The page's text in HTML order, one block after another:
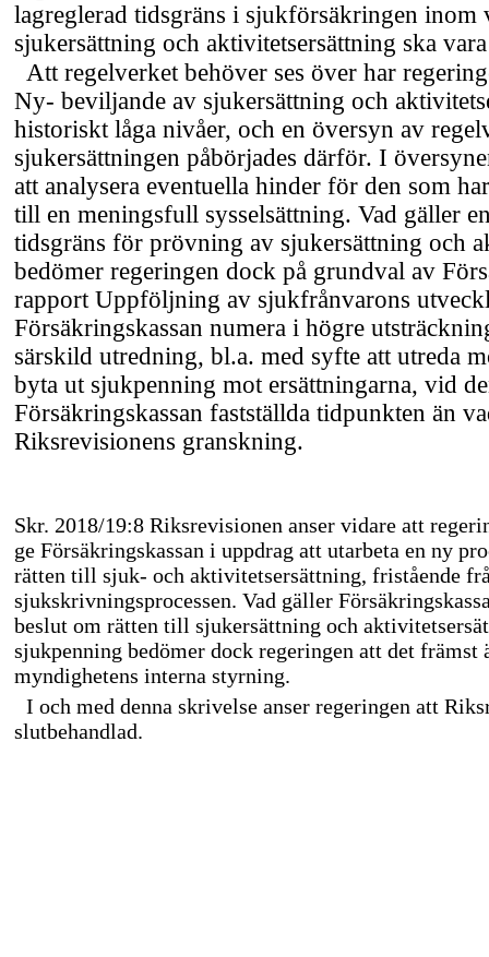
lagreglerad tidsgräns i sjukförsäkringen
sjukersättning och aktivitetsersättning ska
Att regelverket behöver ses över har
Ny- beviljande av sjukersättning och
historiskt låga nivåer, och en översyn av
sjukersättningen påbörjades därför. I
att analysera eventuella hinder för den som
till en meningsfull sysselsättning. Vad gäller
tidsgräns för prövning av sjukersättning och
bedömer regeringen dock på grundval av
rapport Uppföljning av sjukfrånvarons
Försäkringskassan numera i högre
särskild utredning, bl.a. med syfte att utreda
byta ut sjukpenning mot ersättningarna, vid
Försäkringskassan fastställda tidpunkten än
Riksrevisionens granskning.
Skr. 2018/19:8 Riksrevisionen anser vidare att
ge Försäkringskassan i uppdrag att utarbeta en ny
rätten till sjuk- och aktivitetsersättning, fristående
sjukskrivningsprocessen. Vad gäller
beslut om rätten till sjukersättning och
sjukpenning bedömer dock regeringen att det främst
myndighetens interna styrning.
I och med denna skrivelse anser regeringen att
slutbehandlad.